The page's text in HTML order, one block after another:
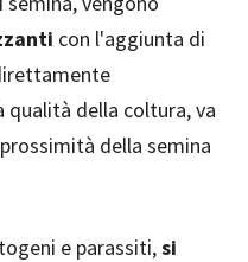
con l'aggiunta di
qualità della coltura, va
della semina
e parassiti,si